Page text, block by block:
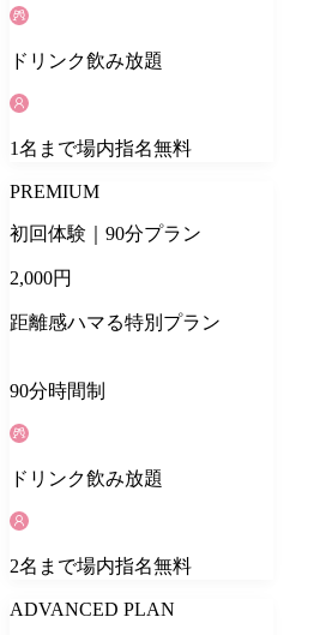
ドリンク飲み放題
1名 まで場内指名無料
PREMIUM
初回体験｜90分プラン
2,000円
距離感ハマる特別プラン
90分時間制
ドリンク飲み放題
2名 まで場内指名無料
ADVANCED PLAN